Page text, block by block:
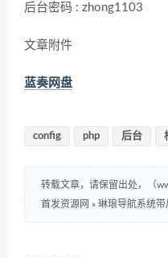
后台密码 : zhong1103
文章附件
蓝奏网盘
config php 后台
转载文章，请保留出处，（
首发资源网 » 琳琅导航系统